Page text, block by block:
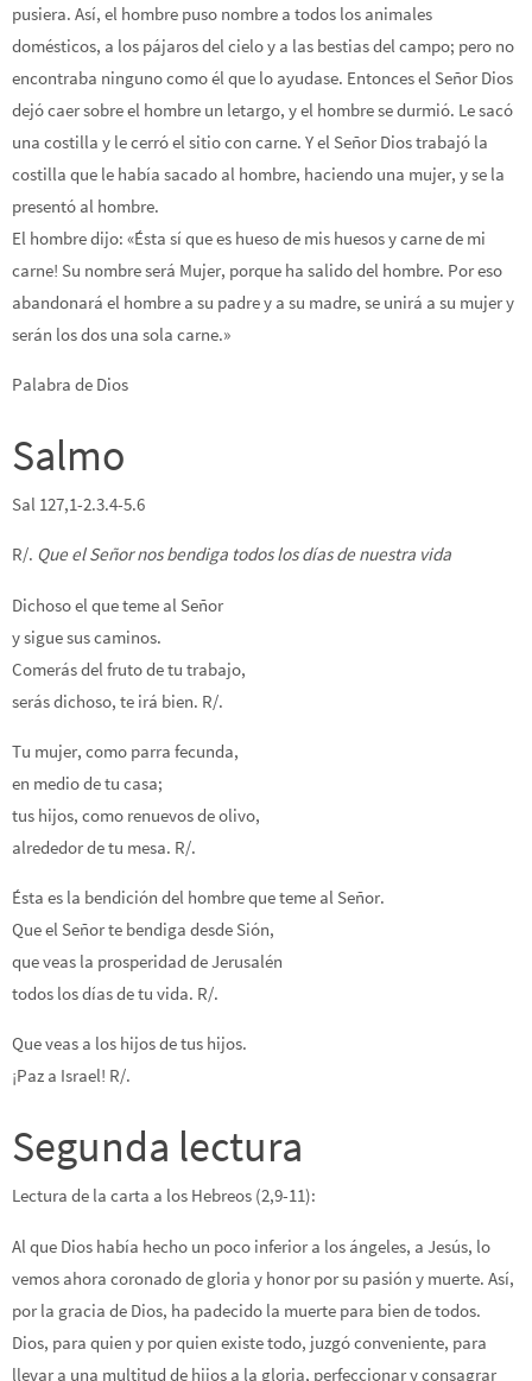
pusiera. Así, el hombre puso nombre a todos los animales
domésticos, a los pájaros del cielo y a las bestias del campo; pero no
encontraba ninguno como él que lo ayudase. Entonces el Señor Dios
dejó caer sobre el hombre un letargo, y el hombre se durmió. Le sacó
una costilla y le cerró el sitio con carne. Y el Señor Dios trabajó la
costilla que le había sacado al hombre, haciendo una mujer, y se la
presentó al hombre.
El hombre dijo: «Ésta sí que es hueso de mis huesos y carne de mi
carne! Su nombre será Mujer, porque ha salido del hombre. Por eso
abandonará el hombre a su padre y a su madre, se unirá a su mujer y
serán los dos una sola carne.»
Palabra de Dios
Salmo
Sal 127,1-2.3.4-5.6
R/. Que el Señor nos bendiga todos los días de nuestra vida
Dichoso el que teme al Señor
y sigue sus caminos.
Comerás del fruto de tu trabajo,
serás dichoso, te irá bien. R/.
Tu mujer, como parra fecunda,
en medio de tu casa;
tus hijos, como renuevos de olivo,
alrededor de tu mesa. R/.
Ésta es la bendición del hombre que teme al Señor.
Que el Señor te bendiga desde Sión,
que veas la prosperidad de Jerusalén
todos los días de tu vida. R/.
Que veas a los hijos de tus hijos.
¡Paz a Israel! R/.
Segunda lectura
Lectura de la carta a los Hebreos (2,9-11):
Al que Dios había hecho un poco inferior a los ángeles, a Jesús, lo
vemos ahora coronado de gloria y honor por su pasión y muerte. Así,
por la gracia de Dios, ha padecido la muerte para bien de todos.
Dios, para quien y por quien existe todo, juzgó conveniente, para
llevar a una multitud de hijos a la gloria, perfeccionar y consagrar